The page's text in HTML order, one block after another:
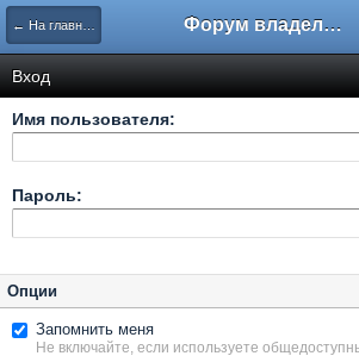
← На главную Форум владельцев интернет-магазинов
Вход
Имя пользователя:
Пароль:
Опции
Запомнить меня
Не включайте, если используете